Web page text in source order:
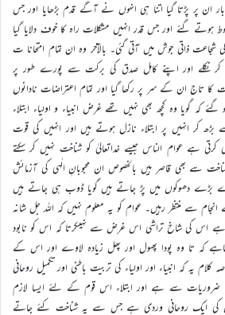
ان پر پڑتا گیا اتنا ہی انہوں نے آگے قدم بڑھایا اور جس
گئے اور جس قدر انہیں مشکلات راہ کا خوف دلایا گیا
ذاتی جوش میں آتی گئی۔ بالآخر وہ ان تمام امتحانا ت
نکلے اور اپنے کامل صدق کی برکت سے پورے طور پر
تاج ان کے سر پر رکھا گیا اور تمام اعتراضات نادانوں
کہ گویا وہ کچھ بھی نہیں تھے غرض انبیاء و اولیاء ابتلاء
کر انہیں پر ابتلاء نازل ہوتے ہیں اور انہیں کی قوت
کرتی ہے عوام الناس جیسے خداتعالیٰ کو شناخت نہیں کر سکتے
سے بھی قاصر ہیں بالخصوص ان محبوبانِ الٰہی کی آزمائش
بڑے دھوکوں میں پڑ جاتے ہیں گویا ڈوب ہی جاتے ہیں
سے منتظر رہیں۔ عوام کو یہ معلوم نہیں کہ اللہ جل شانہ
اس کی شاخ تراشی اس غرض سے نہیںکرتا کہ اس کو نابود
کہ تا وہ پودا پھول اور پھل زیادہ لاوے اور اس کے
یہ کہ انبیاء اور اولیاء کی تربیت باطنی اور تکمیل روحانی
ضروریات سے ہے اور ابتلاء اس قوم کے لئے ایسا لازم
کی ایک روحانی وردی ہے جس سے یہ شناخت کئے جاتے